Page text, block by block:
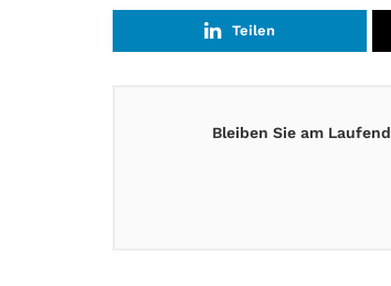
Teilen
Bleiben Sie am